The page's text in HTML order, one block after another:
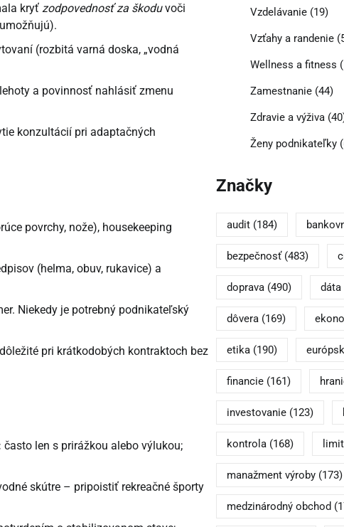
kryť zodpovednosť za škoduvoči
(rozbitá varná doska, „vodná
a povinnosť nahlásiť zmenu
konzultácií pri adaptačných
povrchy, nože), housekeeping
(helma, obuv, rukavice) a
Niekedy je potrebný podnikateľský
pri krátkodobých kontraktoch bez
často len s prirážkou alebo výlukou;
skútre – pripoistiť rekreačné športy
Vzdelávanie(19)
Vzťahy a randenie
Wellness a fitness
Zamestnanie(44)
Zdravie a výživa
Ženy podnikateľky
Značky
audit(184)
bezpečnosť(483)
doprava(490) dáta
dôvera(169)
etika(190)
financie(161)
investovanie(123)
kontrola(168)
manažment výroby(173)
medzinárodný obchod